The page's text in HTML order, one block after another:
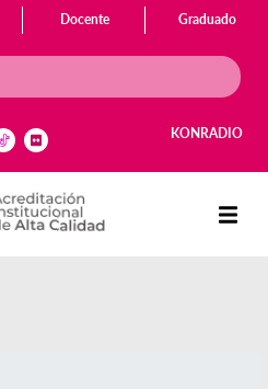
Docente Graduado
KONRADIO